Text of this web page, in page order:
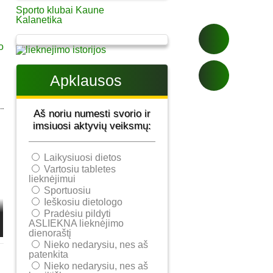
Sporto klubai Kaune
Kalanetika
Apklausos
Aš noriu numesti svorio ir
imsiuosi aktyvių veiksmų:
Laikysiuosi dietos
Vartosiu tabletes
lieknėjimui
Sportuosiu
Ieškosiu dietologo
Pradėsiu pildyti
ASLIEKNA lieknėjimo
dienoraštį
Nieko nedarysiu, nes aš
patenkita
Nieko nedarysiu, nes aš